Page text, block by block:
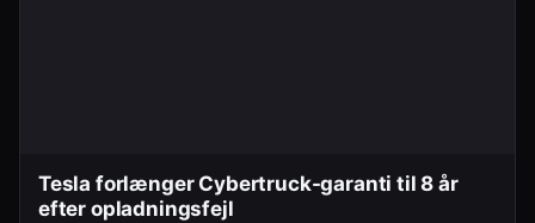
Tesla forlænger Cybertruck-garanti til 8 år
efter opladningsfejl